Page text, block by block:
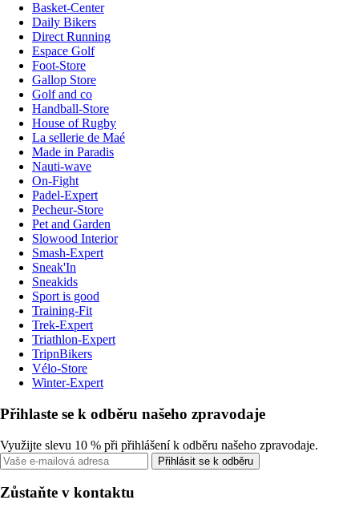
Basket-Center
Daily Bikers
Direct Running
Espace Golf
Foot-Store
Gallop Store
Golf and co
Handball-Store
House of Rugby
La sellerie de Maé
Made in Paradis
Nauti-wave
On-Fight
Padel-Expert
Pecheur-Store
Pet and Garden
Slowood Interior
Smash-Expert
Sneak'In
Sneakids
Sport is good
Training-Fit
Trek-Expert
Triathlon-Expert
TripnBikers
Vélo-Store
Winter-Expert
Přihlaste se k odběru našeho zpravodaje
Využijte slevu 10 % při přihlášení k odběru našeho zpravodaje.
Přihlásit se k odběru
Zůstaňte v kontaktu